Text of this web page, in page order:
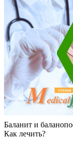
Баланит и
Как лечить?